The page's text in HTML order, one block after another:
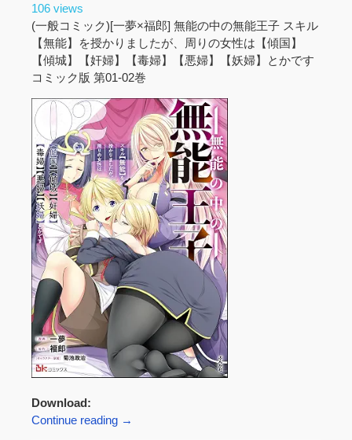
106 views
(一般コミック)[一夢×福郎] 無能の中の無能王子 スキル
【無能】を授かりましたが、周りの女性は【傾国】
【傾城】【奸婦】【毒婦】【悪婦】【妖婦】とかです
コミック版 第01-02巻
Download:
Continue reading →